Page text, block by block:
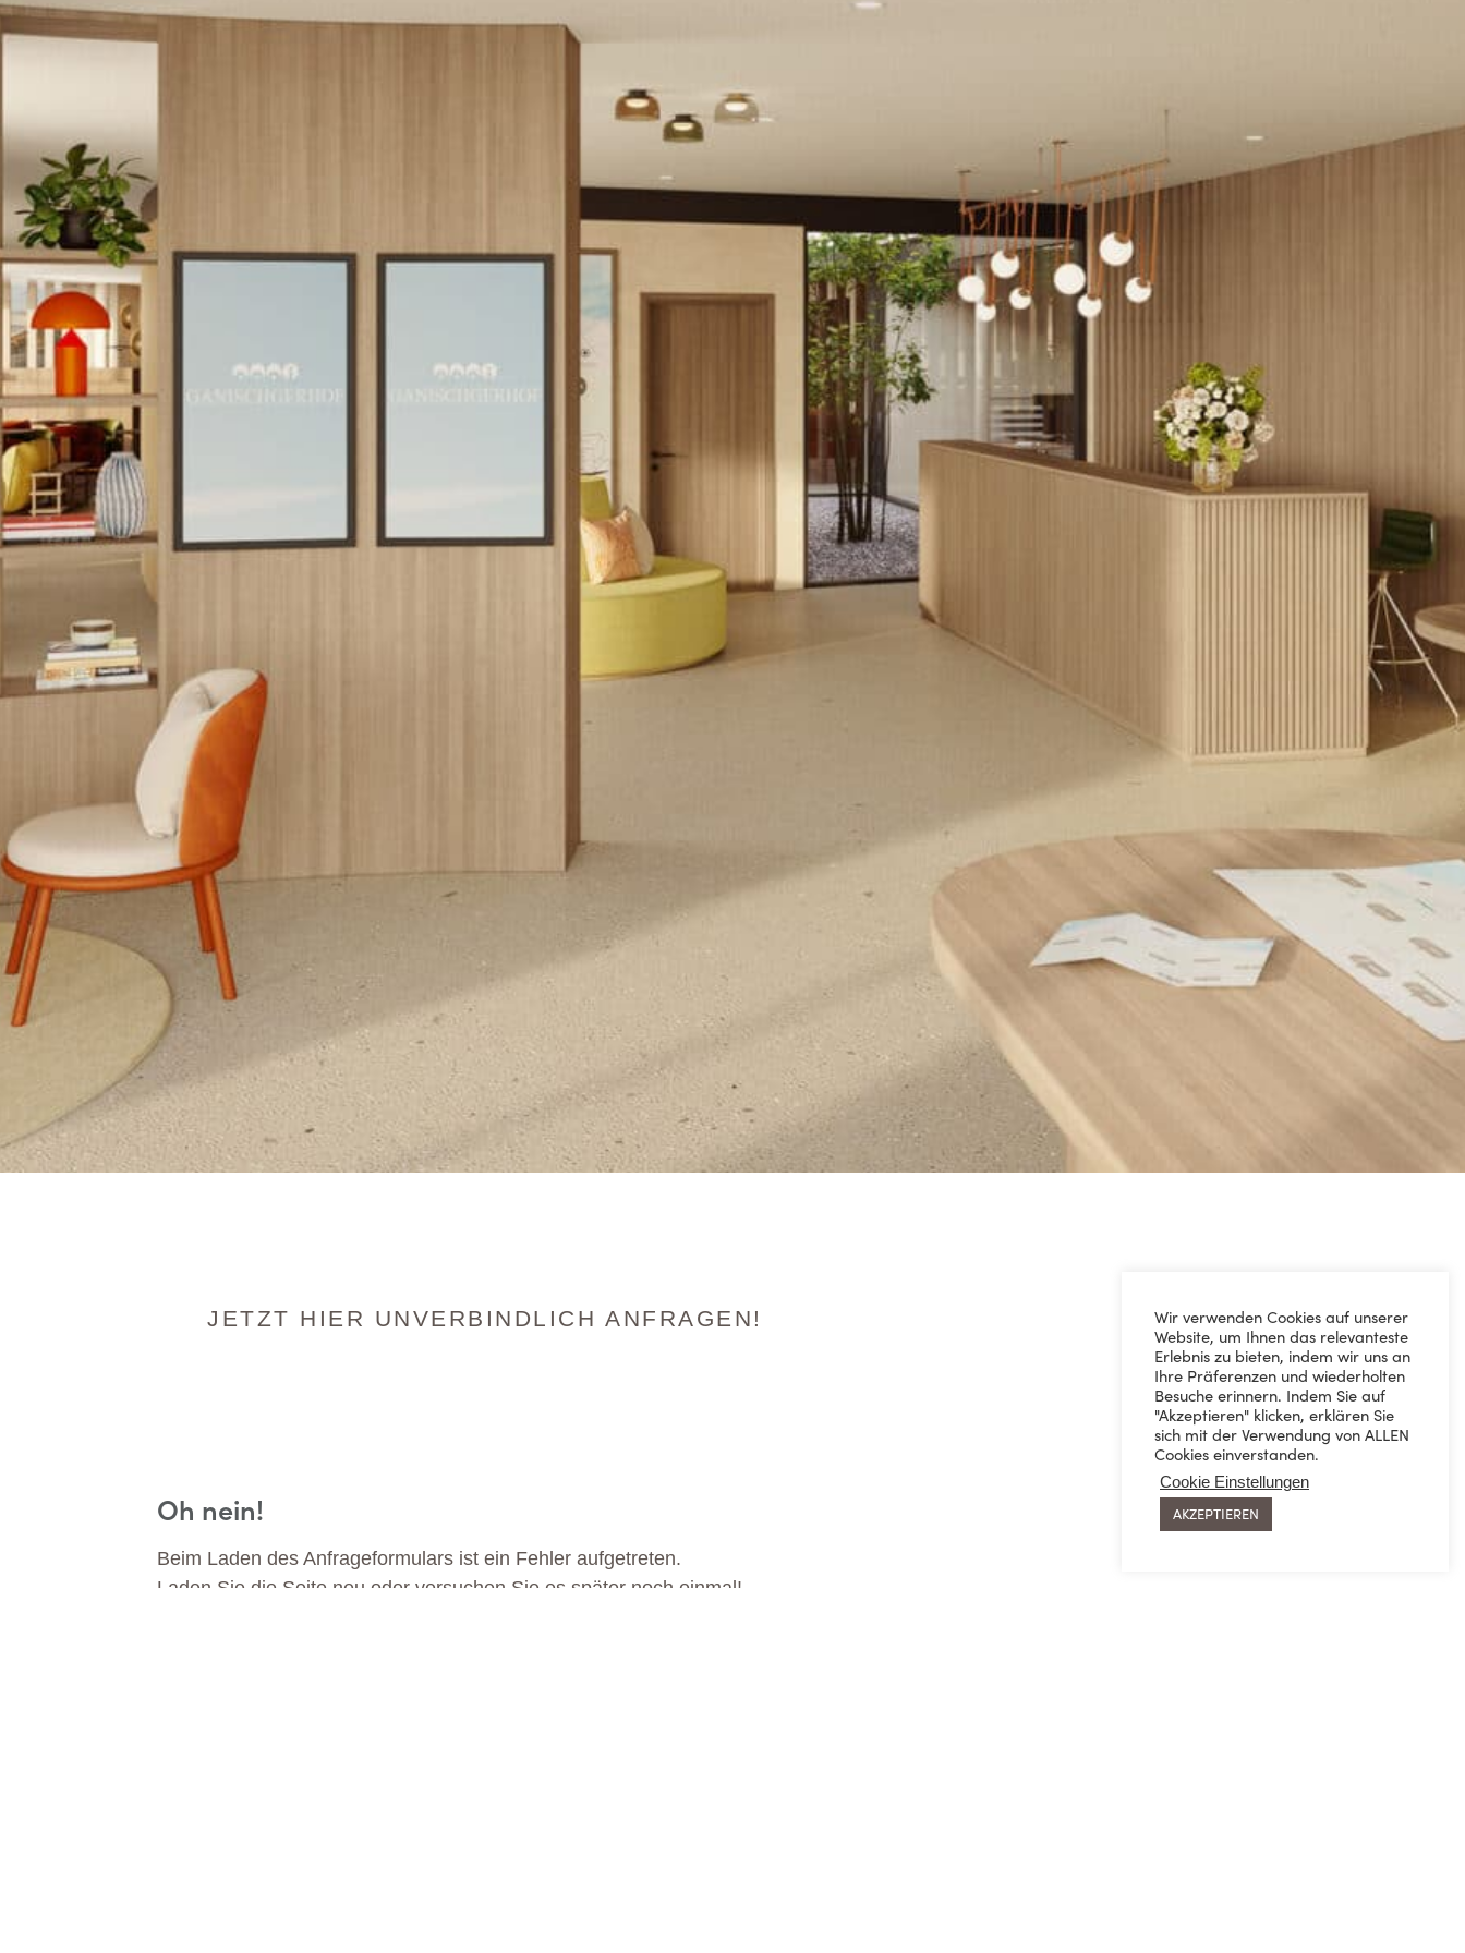
JETZT HIER UNVERBINDLICH ANFRAGEN!
Oh nein!
Beim Laden des Anfrageformulars ist ein Fehler aufgetreten.
Laden Sie die Seite neu oder versuchen Sie es später noch einmal!
Wir verwenden Cookies auf unserer
Website, um Ihnen das relevanteste
Erlebnis zu bieten, indem wir uns an
Ihre Präferenzen und wiederholten
Besuche erinnern. Indem Sie auf
"Akzeptieren" klicken, erklären Sie
sich mit der Verwendung von ALLEN
Cookies einverstanden.
Cookie Einstellungen
AKZEPTIEREN